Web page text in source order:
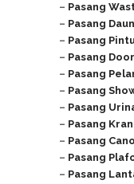
– Pasang
– Pasang
– Pasang
– Pasang
– Pasang
– Pasang
– Pasang
– Pasang
– Pasang
– Pasang
– Pasang